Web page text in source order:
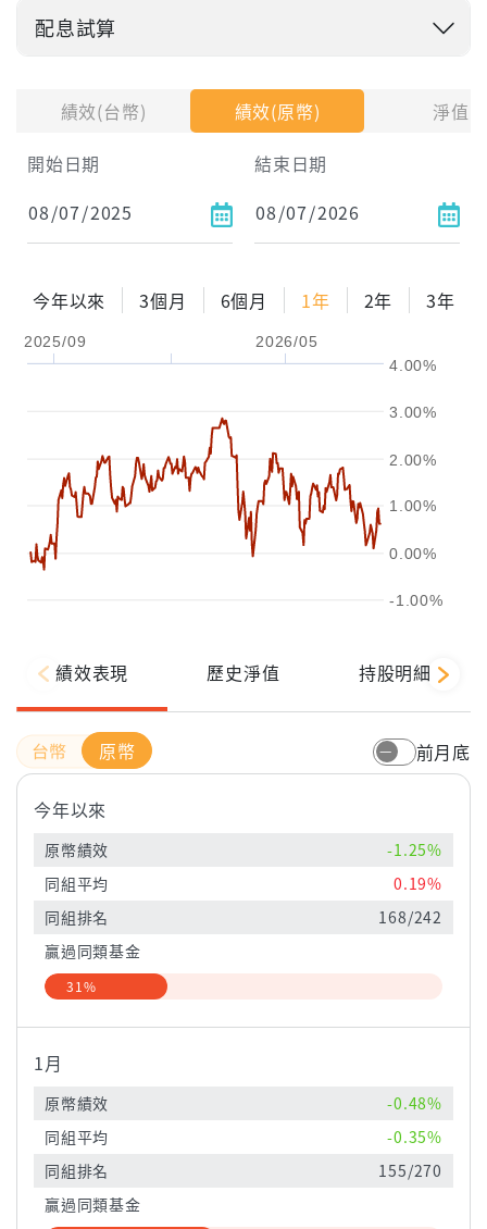
績效(台幣) 績效(原幣)
淨值
開始日期
結束日期
今年以來 3個月 6個月 1年 2年 3年
2025/09 2026/05
-1.00%
0.00%
1.00%
2.00%
3.00%
4.00%
配息試算
試算區間
1年
2年
配息金額
績效表現 歷史淨值 持股明細
原幣 前月底
今年以來
原幣績效
-1.25%
同組平均
0.19%
同組排名
168/242
贏過同類基金
31%
1月
原幣績效
-0.48%
同組平均
-0.35%
同組排名
155/270
贏過同類基金